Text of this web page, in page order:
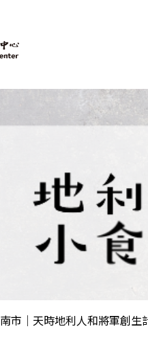
市｜天時地利人和將軍創生